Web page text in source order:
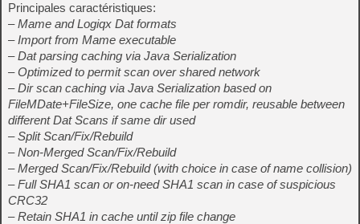
Principales caractéristiques:
– Mame and Logiqx Dat formats
– Import from Mame executable
– Dat parsing caching via Java Serialization
– Optimized to permit scan over shared network
– Dir scan caching via Java Serialization based on
FileMDate+FileSize, one cache file per romdir, reusable between
different Dat Scans if same dir used
– Split Scan/Fix/Rebuild
– Non-Merged Scan/Fix/Rebuild
– Merged Scan/Fix/Rebuild (with choice in case of name collision)
– Full SHA1 scan or on-need SHA1 scan in case of suspicious
CRC32
– Retain SHA1 in cache until zip file change